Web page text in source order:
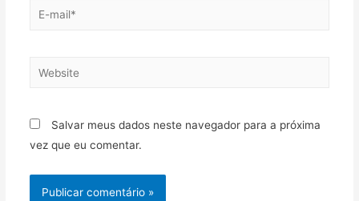
Salvar meus dados neste navegador para a próxima
vez que eu comentar.